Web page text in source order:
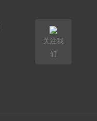
关注我
们